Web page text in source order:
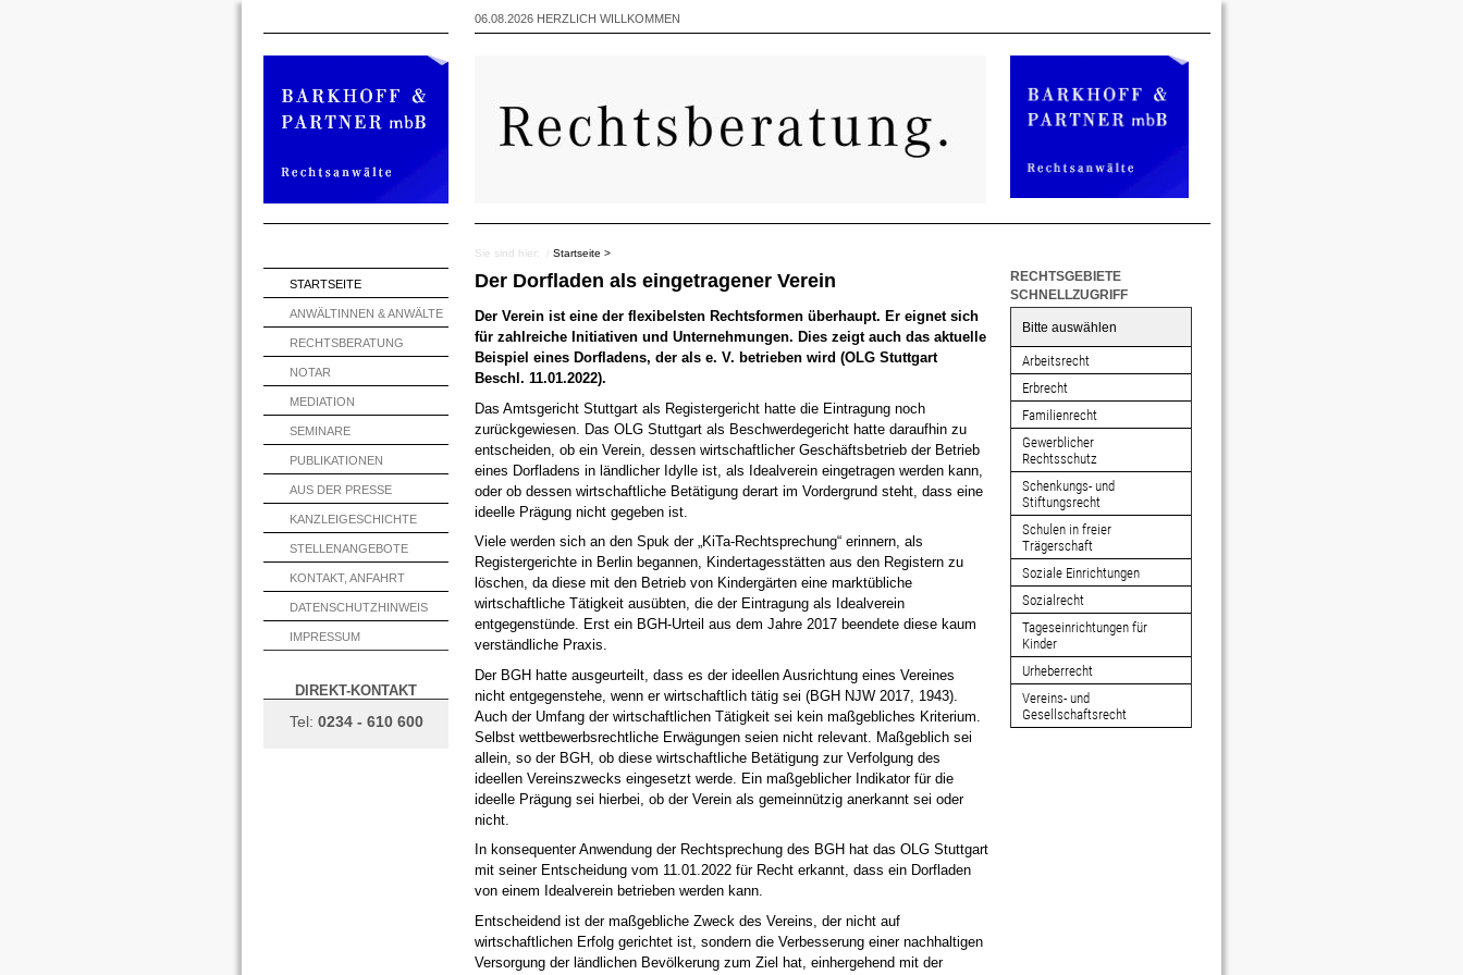
STARTSEITE
ANWÄLTINNEN & ANWÄLTE
RECHTSBERATUNG
NOTAR
MEDIATION
SEMINARE
PUBLIKATIONEN
AUS DER PRESSE
KANZLEIGESCHICHTE
STELLENANGEBOTE
KONTAKT, ANFAHRT
DATENSCHUTZHINWEIS
IMPRESSUM
DIREKT-KONTAKT
Tel: 0234 - 610 600
06.08.2026 HERZLICH WILLKOMMEN
Sie sind hier: / Startseite >
Der Dorfladen als eingetragener Verein
Der Verein ist eine der flexibelsten Rechtsformen überhaupt. Er eignet sich
für zahlreiche Initiativen und Unternehmungen. Dies zeigt auch das aktuelle
Beispiel eines Dorfladens, der als e. V. betrieben wird (OLG Stuttgart
Beschl. 11.01.2022).
Das Amtsgericht Stuttgart als Registergericht hatte die Eintragung noch
zurückgewiesen. Das OLG Stuttgart als Beschwerdegericht hatte daraufhin zu
entscheiden, ob ein Verein, dessen wirtschaftlicher Geschäftsbetrieb der Betrieb
eines Dorfladens in ländlicher Idylle ist, als Idealverein eingetragen werden kann,
oder ob dessen wirtschaftliche Betätigung derart im Vordergrund steht, dass eine
ideelle Prägung nicht gegeben ist.
Viele werden sich an den Spuk der „KiTa-Rechtsprechung“ erinnern, als
Registergerichte in Berlin begannen, Kindertagesstätten aus den Registern zu
löschen, da diese mit den Betrieb von Kindergärten eine marktübliche
wirtschaftliche Tätigkeit ausübten, die der Eintragung als Idealverein
entgegenstünde. Erst ein BGH-Urteil aus dem Jahre 2017 beendete diese kaum
verständliche Praxis.
Der BGH hatte ausgeurteilt, dass es der ideellen Ausrichtung eines Vereines
nicht entgegenstehe, wenn er wirtschaftlich tätig sei (BGH NJW 2017, 1943).
Auch der Umfang der wirtschaftlichen Tätigkeit sei kein maßgebliches Kriterium.
Selbst wettbewerbsrechtliche Erwägungen seien nicht relevant. Maßgeblich sei
allein, so der BGH, ob diese wirtschaftliche Betätigung zur Verfolgung des
ideellen Vereinszwecks eingesetzt werde. Ein maßgeblicher Indikator für die
ideelle Prägung sei hierbei, ob der Verein als gemeinnützig anerkannt sei oder
nicht.
In konsequenter Anwendung der Rechtsprechung des BGH hat das OLG Stuttgart
mit seiner Entscheidung vom 11.01.2022 für Recht erkannt, dass ein Dorfladen
von einem Idealverein betrieben werden kann.
Entscheidend ist der maßgebliche Zweck des Vereins, der nicht auf
wirtschaftlichen Erfolg gerichtet ist, sondern die Verbesserung einer nachhaltigen
Versorgung der ländlichen Bevölkerung zum Ziel hat, einhergehend mit der
RECHTSGEBIETE
SCHNELLZUGRIFF
Bitte auswählen
Arbeitsrecht
Erbrecht
Familienrecht
Gewerblicher
Rechtsschutz
Schenkungs- und
Stiftungsrecht
Schulen in freier
Trägerschaft
Soziale Einrichtungen
Sozialrecht
Tageseinrichtungen für
Kinder
Urheberrecht
Vereins- und
Gesellschaftsrecht